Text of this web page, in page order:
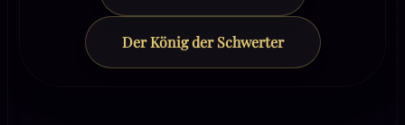
Der König der Schwerter